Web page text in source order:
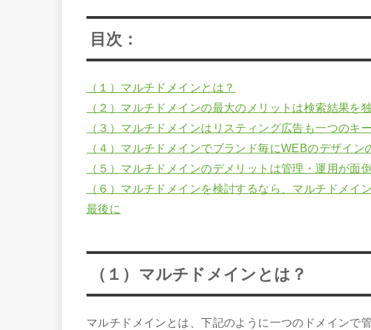
目次：
（１）マルチドメインとは？
（２）マルチドメインの最大のメリットは検索結果を
（３）マルチドメインはリスティング広告も一つのキ
（４）マルチドメインでブランド毎にWEBのデザイン
（５）マルチドメインのデメリットは管理・運用が面
（６）マルチドメインを検討するなら、マルチドメイ
最後に
（１）マルチドメインとは？
マルチドメインとは、下記のように一つのドメインで